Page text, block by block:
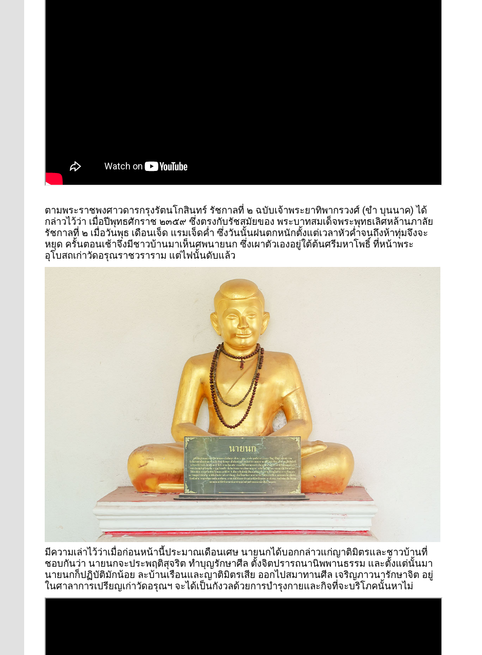
ตามพระราชพงศาวดารกรุงรัตนโกสินทร์ รัชกาลที่ ๒ ฉบับเจ้าพระยาทิพากรวงศ์ (ขำ บุนนาค) ได้
กล่าวไว้ว่า เมื่อปีพุทธศักราช ๒๓๕๙ ซึ่งตรงกับรัชสมัยของ พระบาทสมเด็จพระพุทธเลิศหล้านภาลัย
รัชกาลที่ ๒ เมื่อวันพุธ เดือนเจ็ด แรมเจ็ดค่ำ ซึ่งวันนั้นฝนตกหนักตั้งแต่เวลาหัวค่ำจนถึงห้าทุ่มจึงจะ
หยุด ครั้นตอนเช้าจึงมีชาวบ้านมาเห็นศพนายนก ซึ่งเผาตัวเองอยู่ใต้ต้นศรีมหาโพธิ์ ที่หน้าพระ
อุโบสถเก่าวัดอรุณราชวราราม แต่ไฟนั้นดับแล้ว
มีความเล่าไว้ว่าเมื่อก่อนหน้านี้ประมาณเดือนเศษ นายนกได้บอกกล่าวแก่ญาติมิตรและชาวบ้านที่
ชอบกันว่า นายนกจะประพฤติสุจริต ทำบุญรักษาศีล ตั้งจิตปรารถนานิพพานธรรม และตั้งแต่นั้นมา
นายนกก็ปฏิบัติมักน้อย ละบ้านเรือนและญาติมิตรเสีย ออกไปสมาทานศีล เจริญภาวนารักษาจิต อยู่
ในศาลาการเปรียญเก่าวัดอรุณฯ จะได้เป็นกังวลด้วยการบำรุงกายและกิจที่จะบริโภคนั้นหาไม่